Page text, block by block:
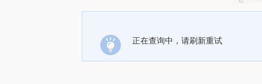
正在查询中，请刷新重试